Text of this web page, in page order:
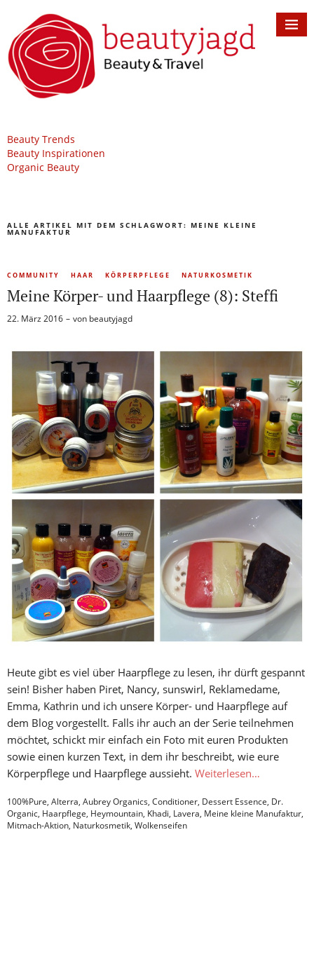
Beauty Trends
Beauty Inspirationen
Organic Beauty
ALLE ARTIKEL MIT DEM SCHLAGWORT: MEINE KLEINE
MANUFAKTUR
COMMUNITY HAAR KÖRPERPFLEGE NATURKOSMETIK
Meine Körper- und Haarpflege (8): Steffi
22. März 2016 von beautyjagd
Heute gibt es viel über Haarpflege zu lesen, ihr dürft gespannt
sein! Bisher haben Piret, Nancy, sunswirl, Reklamedame,
Emma, Kathrin und ich unsere Körper- und Haarpflege auf
dem Blog vorgestellt. Falls ihr auch an der Serie teilnehmen
möchtet, schickt mir einfach ein Foto mit euren Produkten
sowie einen kurzen Text, in dem ihr beschreibt, wie eure
Körperpflege und Haarpflege aussieht. Weiterlesen…
100%Pure, Alterra, Aubrey Organics, Conditioner, Dessert Essence, Dr.
Organic, Haarpflege, Heymountain, Khadi, Lavera, Meine kleine Manufaktur,
Mitmach-Aktion, Naturkosmetik, Wolkenseifen